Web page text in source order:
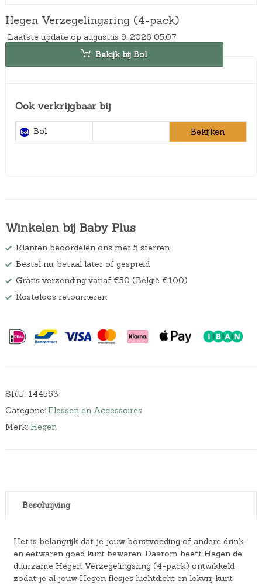
Hegen Verzegelingsring (4-pack)
Laatste update op augustus 9, 2026 05:07
Bekijk bij Bol
Ook verkrijgbaar bij
Bol Bekijken
Winkelen bij Baby Plus
Klanten beoordelen ons met 5 sterren
Bestel nu, betaal later of gespreid
Gratis verzending vanaf €50 (België €100)
Kosteloos retourneren
SKU: 144563
Categorie: Flessen en Accessoires
Merk: Hegen
Beschrijving
Het is belangrijk dat je jouw borstvoeding of andere drink-
en eetwaren goed kunt bewaren. Daarom heeft Hegen de
duurzame Hegen Verzegelingsring (4-pack) ontwikkeld
zodat je al jouw Hegen flesjes luchtdicht en lekvrij kunt